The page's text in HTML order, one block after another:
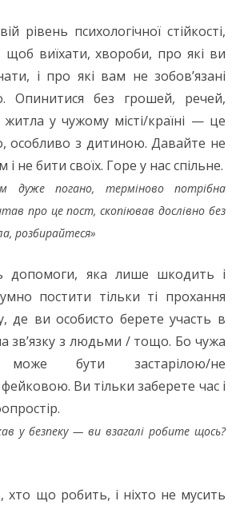
рівень психологічної стійкості,
щоб виїхати, хвороби, про які ви
і про які вам не зобов’язані
Опинитися без грошей, речей,
житла у чужому місті/країні — це
особливо з дитиною. Давайте не
і не бити своїх. Горе у нас спільне.
дуже погано, терміново потрібна
про це пост, скопіював дослівно без
розбирайтеся»
допомоги, яка лише шкодить і
постити тільки ті прохання
де ви особисто берете участь в
зв’язку з людьми / тощо. Бо чужа
може бути застарілою/не
Ви тільки заберете час і
у безпеку — ви взагалі робите щось?
хто що робить, і ніхто не мусить